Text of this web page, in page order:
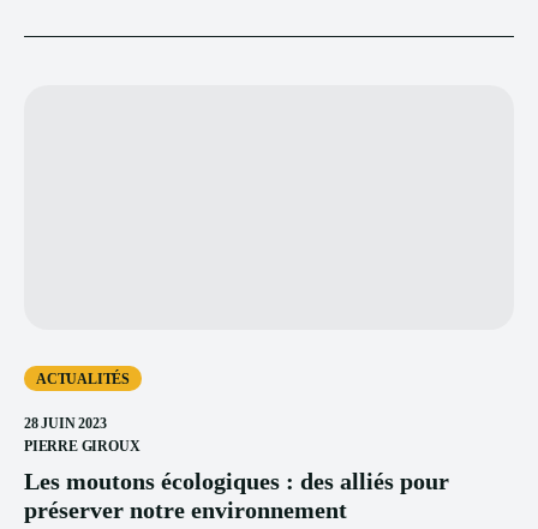
ACTUALITÉS
28 JUIN 2023
PIERRE GIROUX
Les moutons écologiques : des alliés pour
préserver notre environnement